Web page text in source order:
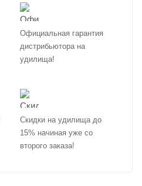
Официальная гарантия
дистрибьютора на
удилища!
Скидки на удилища до
15% начиная уже со
второго заказа!